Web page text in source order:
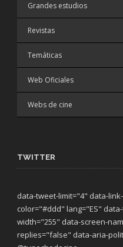
Grandes estudios
Revistas
Temáticas
Web Oficiales
Webs de cine
TWITTER
data-tweet-limit="4" data-
color="#ddd" lang="ES"
width="255" data-screen-
replies="false" data-aria-